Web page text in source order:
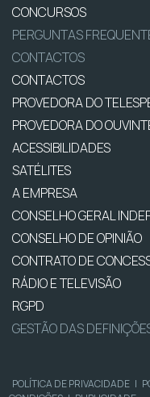
CONCURSOS
PERGUNTAS
CONTACTOS
CONTACTOS
PROVEDORA DO
PROVEDORA DO
ACESSIBILIDADES
SATÉLITES
A EMPRESA
CONSELHO GERAL
CONSELHO DE OPINIÃO
CONTRATO DE
RÁDIO E TELEVISÃO
RGPD
GESTÃO DAS
POLÍTICA DE PRIVACIDADE |